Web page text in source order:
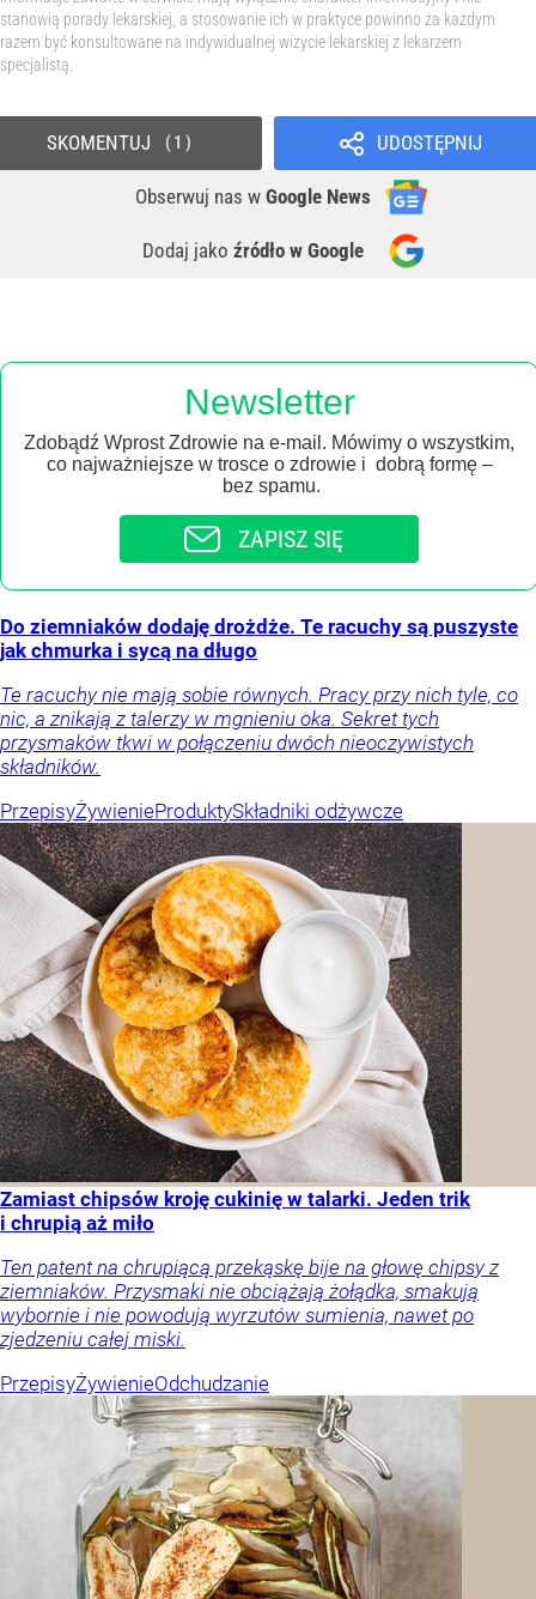
stanowią porady lekarskiej, a stosowanie ich w praktyce powinno za każdym
razem być konsultowane na indywidualnej wizycie lekarskiej z lekarzem
specjalistą.
UDOSTĘPNIJ
Obserwuj nas w Google News
Dodaj jako źródło w Google
SKOMENTUJ 1
Newsletter
Zdobądź Wprost Zdrowie na e-mail. Mówimy o wszystkim,
co najważniejsze w trosce o zdrowie i dobrą formę –
bez spamu.
ZAPISZ SIĘ
Do ziemniaków dodaję drożdże. Te racuchy są puszyste
jak chmurka i sycą na długo
Te racuchy nie mają sobie równych. Pracy przy nich tyle, co
nic, a znikają z talerzy w mgnieniu oka. Sekret tych
przysmaków tkwi w połączeniu dwóch nieoczywistych
składników.
PrzepisyŻywienieProduktySkładniki odżywcze
Zamiast chipsów kroję cukinię w talarki. Jeden trik
i chrupią aż miło
Ten patent na chrupiącą przekąskę bije na głowę chipsy z
ziemniaków. Przysmaki nie obciążają żołądka, smakują
wybornie i nie powodują wyrzutów sumienia, nawet po
zjedzeniu całej miski.
PrzepisyŻywienieOdchudzanie